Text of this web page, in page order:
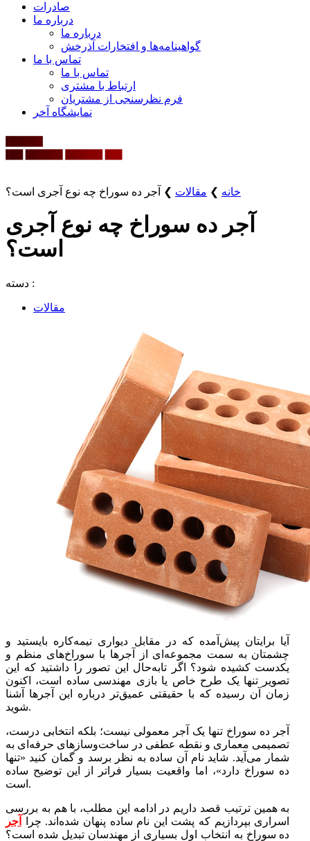
صادرات
درباره ما
درباره ما
گواهینامه‌ها و افتخارات آذرخش
تماس با ما
تماس با ما
ارتباط با مشتری
فرم نظرسنجی از مشتریان
نمایشگاه‌ آخر
خانه ❯ مقالات ❯ آجر ده سوراخ چه نوع آجری است؟
آجر ده سوراخ چه نوع آجری
است؟
دسته :
مقالات
آیا برایتان پیش‌آمده که در مقابل دیواری نیمه‌کاره بایستید و
چشمتان به سمت مجموعه‌ای از آجرها با سوراخ‌های منظم و
یکدست کشیده شود؟ اگر تابه‌حال این تصور را داشتید که این
تصویر تنها یک طرح خاص یا بازی مهندسی ساده است، اکنون
زمان آن رسیده که با حقیقتی عمیق‌تر درباره این آجرها آشنا
شوید.
آجر ده سوراخ تنها یک آجر معمولی نیست؛ بلکه انتخابی درست،
تصمیمی معماری و نقطه عطفی در ساخت‌وسازهای حرفه‌ای به
شمار می‌آید. شاید نام آن ساده به نظر برسد و گمان کنید «تنها
ده سوراخ دارد»، اما واقعیت بسیار فراتر از این توضیح ساده
است.
به همین ترتیب قصد داریم در ادامه این مطلب، با هم به بررسی
اسراری بپردازیم که پشت این نام ساده پنهان شده‌اند. چرا
آجر
ده سوراخ به انتخاب اول بسیاری از مهندسان تبدیل شده است؟